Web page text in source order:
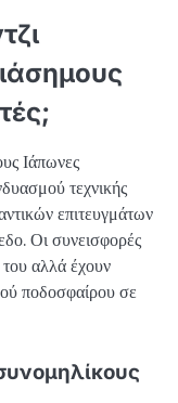
Ιάπωνες
τεχνικής
επιτευγμάτων
Οι συνεισφορές
αλλά έχουν
ποδοσφαίρου σε